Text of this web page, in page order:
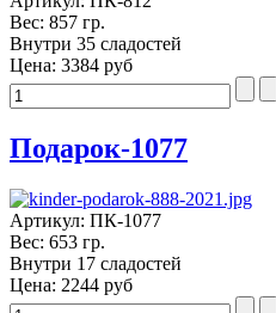
Вес: 857 гр.
Внутри 35 сладостей
Цена: 3384 руб
Подарок-1077
Артикул: ПК-1077
Вес: 653 гр.
Внутри 17 сладостей
Цена: 2244 руб